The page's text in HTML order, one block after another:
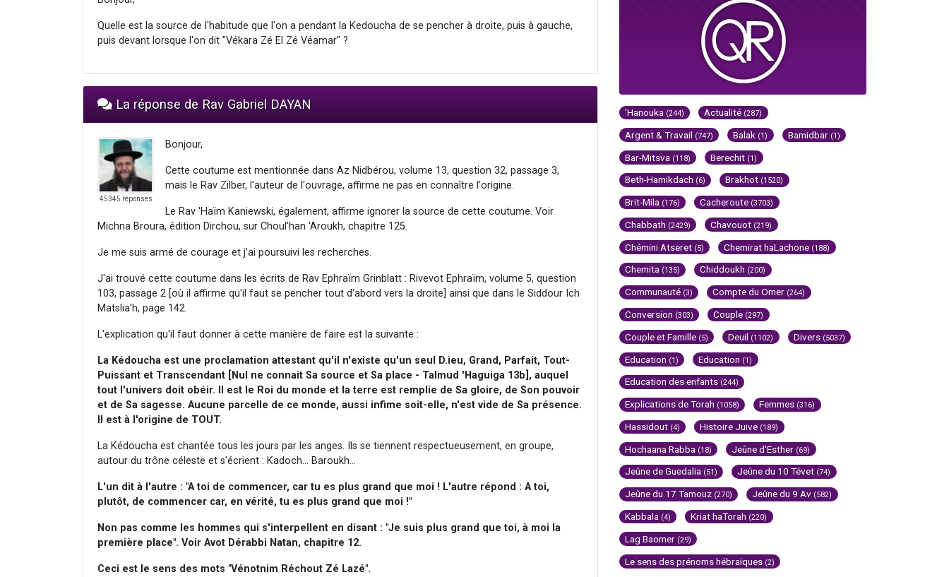
Quelle est la source de l'habitude que l'on a pendant la Kedoucha de se pencher à droite, puis à gauche,
puis devant lorsque l'on dit "Vékara Zé El Zé Véamar" ?
La réponse de Rav Gabriel DAYAN
45345 réponses
Bonjour,
Cette coutume est mentionnée dans Az Nidbérou, volume 13, question 32, passage 3,
mais le Rav Zilber, l'auteur de l'ouvrage, affirme ne pas en connaître l'origine.
Le Rav 'Haïm Kaniewski, également, affirme ignorer la source de cette coutume. Voir
Michna Broura, édition Dirchou, sur Choul'han 'Aroukh, chapitre 125.
Je me suis armé de courage et j'ai poursuivi les recherches.
J'ai trouvé cette coutume dans les écrits de Rav Ephraïm Grinblatt : Rivevot Ephraïm, volume 5, question
103, passage 2 [où il affirme qu'il faut se pencher tout d'abord vers la droite] ainsi que dans le Siddour Ich
Matslia'h, page 142.
L'explication qu'il faut donner à cette manière de faire est la suivante :
La Kédoucha est une proclamation attestant qu'il n'existe qu'un seul D.ieu, Grand, Parfait, Tout-
Puissant et Transcendant [Nul ne connait Sa source et Sa place - Talmud 'Haguiga 13b], auquel
tout l'univers doit obéir. Il est le Roi du monde et la terre est remplie de Sa gloire, de Son pouvoir
et de Sa sagesse. Aucune parcelle de ce monde, aussi infime soit-elle, n'est vide de Sa présence.
Il est à l'origine de TOUT.
La Kédoucha est chantée tous les jours par les anges. Ils se tiennent respectueusement, en groupe,
autour du trône céleste et s'écrient : Kadoch... Baroukh...
L'un dit à l'autre : "A toi de commencer, car tu es plus grand que moi ! L'autre répond : A toi,
plutôt, de commencer car, en vérité, tu es plus grand que moi !"
Non pas comme les hommes qui s'interpellent en disant : "Je suis plus grand que toi, à moi la
première place". Voir Avot Dérabbi Natan, chapitre 12.
Ceci est le sens des mots "Vénotnim Réchout Zé Lazé".
'Hanouka (244) Actualité (287)
Argent & Travail (747) Balak (1) Bamidbar (1)
Bar-Mitsva (118) Berechit (1)
Beth-Hamikdach (6) Brakhot (1520)
Brit-Mila (176) Cacheroute (3703)
Chabbath (2429) Chavouot (219)
Chémini Atseret (5) Chemirat haLachone (188)
Chemita (135) Chiddoukh (200)
Communauté (3) Compte du Omer (264)
Conversion (303) Couple (297)
Couple et Famille (5) Deuil (1102) Divers (5037)
Education (1) Education (1)
Education des enfants (244)
Explications de Torah (1058) Femmes (316)
Hassidout (4) Histoire Juive (189)
Hochaana Rabba (18) Jeûne d'Esther (69)
Jeûne de Guedalia (51) Jeûne du 10 Tévet (74)
Jeûne du 17 Tamouz (270) Jeûne du 9 Av (582)
Kabbala (4) Kriat haTorah (220)
Lag Baomer (29)
Le sens des prénoms hébraïques (2)